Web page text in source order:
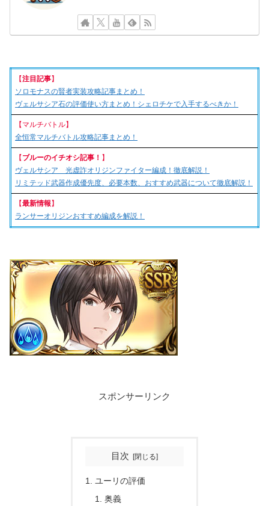
【注目記事】
ソロモナスの賢者実装攻略記事まとめ！
ヴェルサシア石の評価使い方まとめ！シェロチケで入手するべきか！
【マルチバトル】
全恒常マルチバトル攻略記事まとめ！
【ブルーのイチオシ記事！ 】
ヴェルサシア 光虚詐オリジンファイター編成！徹底解説！
リミテッド武器作成優先度、必要本数、おすすめ武器について徹底解説！
【最新情報】
ランサーオリジンおすすめ編成を解説！
スポンサーリンク
目次
ユーリの評価
奥義